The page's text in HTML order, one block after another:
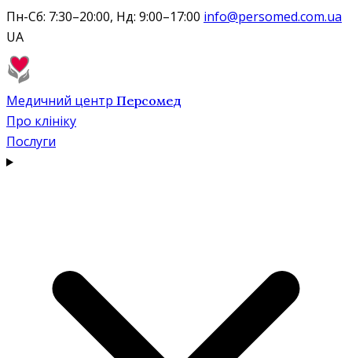
Пн-Сб: 7:30–20:00, Нд: 9:00–17:00 info@persomed.com.ua
UA
Медичний центр Персомед
Про клініку
Послуги